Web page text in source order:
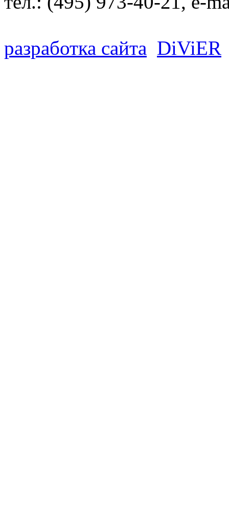
разработка сайта DiViER